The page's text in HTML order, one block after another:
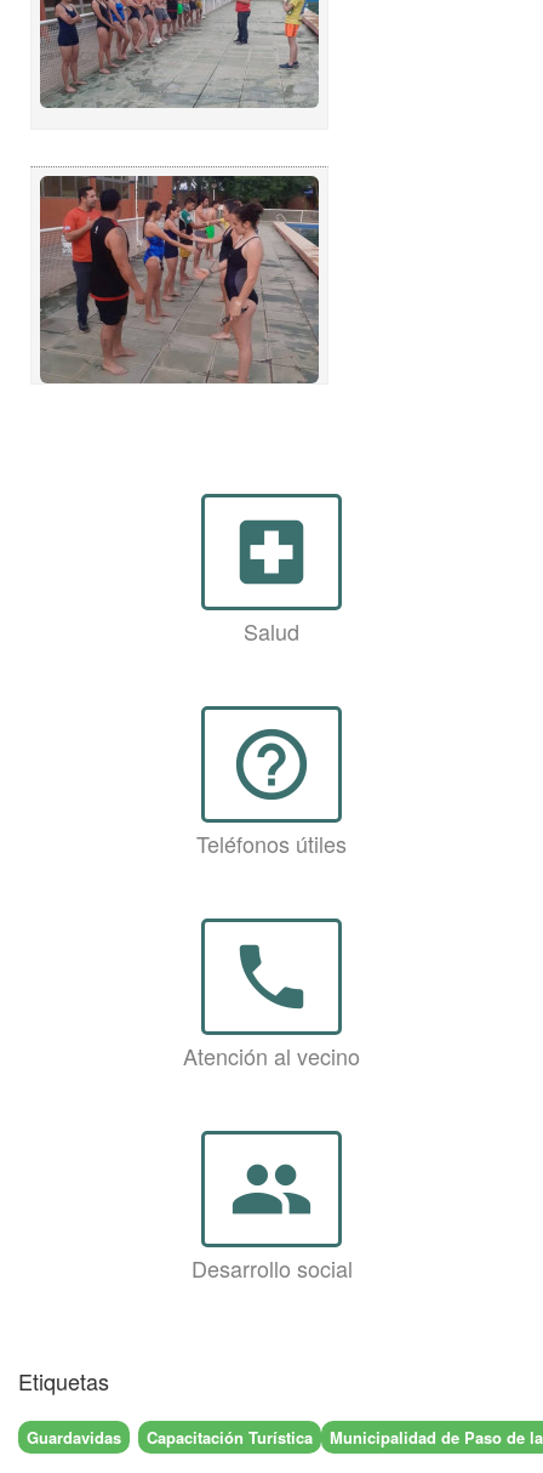
local_hospital
Salud
help_outline
Teléfonos útiles
phone
Atención al vecino
group
Desarrollo social
Etiquetas
Guardavidas Capacitación Turística Municipalidad de Paso de